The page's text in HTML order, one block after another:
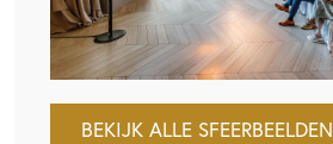
BEKIJK ALLE SFEERBEELDEN